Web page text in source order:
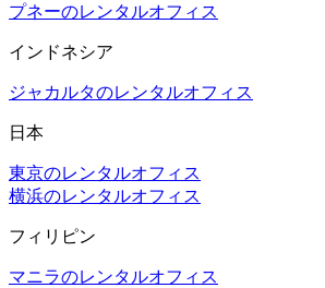
プネーのレンタルオフィス
インドネシア
ジャカルタのレンタルオフィス
日本
東京のレンタルオフィス
横浜のレンタルオフィス
フィリピン
マニラのレンタルオフィス